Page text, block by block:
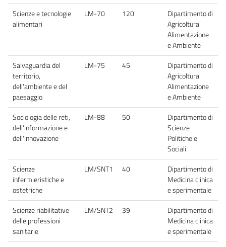
Scienze e tecnologie
alimentari
LM-70 120
Dipartimento di
Agricoltura
Alimentazione
e Ambiente
Salvaguardia del
territorio,
dell'ambiente e del
paesaggio
LM-75 45
Dipartimento di
Agricoltura
Alimentazione
e Ambiente
Sociologia delle reti,
dell'informazione e
dell'innovazione
LM-88 50
Dipartimento di
Scienze
Politiche e
Sociali
Scienze
infermieristiche e
ostetriche
LM/SNT1 40
Dipartimento di
Medicina clinica
e sperimentale
Scienze riabilitative
delle professioni
sanitarie
LM/SNT2 39
Dipartimento di
Medicina clinica
e sperimentale